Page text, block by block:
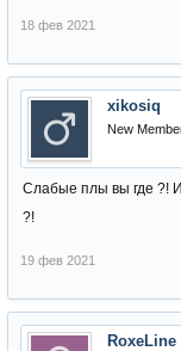
18 фев 2021
xikosiq
New
Слабые плы вы где ?!
?!
19 фев 2021
RoxeLine